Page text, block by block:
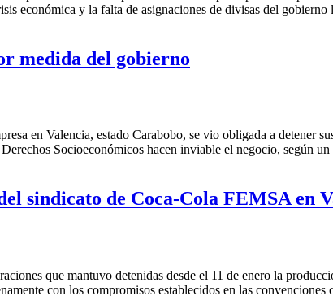
económica y la falta de asignaciones de divisas del
medida del gobierno
en Valencia, estado Carabobo, se vio obligada a detener
Socioeconómicos hacen inviable el negocio, según
sindicato de Coca-Cola FEMSA en
que mantuvo detenidas desde el 11 de enero la
con los compromisos establecidos en las